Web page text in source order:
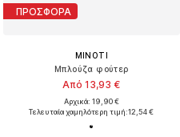
ΠΡΟΣΦΟΡΑ
MINOTI
Μπλούζα φούτερ
Από 13,93 €
Αρχικά: 19,90 €
Τελευταία χαμηλότερη τιμή:12,54 €